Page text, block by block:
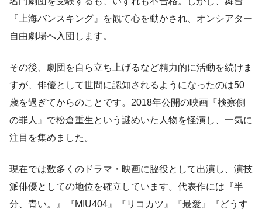
『上海バンスキング』を観て心を動かされ、オンシアター
自由劇場へ入団します。
その後、劇団を自ら立ち上げるなど精力的に活動を続けま
すが、俳優として世間に認知されるようになったのは50
歳を過ぎてからのことです。2018年公開の映画『検察側
の罪人』で松倉重生という謎めいた人物を怪演し、一気に
注目を集めました。
現在では数多くのドラマ・映画に脇役として出演し、演技
派俳優としての地位を確立しています。代表作には『半
分、青い。』『MIU404』『リコカツ』『最愛』『どうす